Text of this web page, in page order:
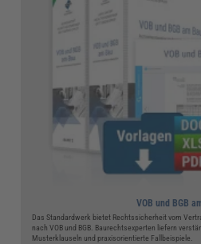
VOB und BGB
Das Standardwerk bietet Rechtssicherheit vom
nach VOB und BGB. Baurechtsexperten liefern
Musterklauseln und praxisorientierte Fallbeispiele.